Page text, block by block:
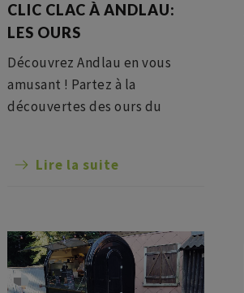
CLIC CLAC À ANDLAU:
LES OURS
Découvrez Andlau en vous
amusant ! Partez à la
découvertes des ours du
photographiés à retrouver.
Lire la suite